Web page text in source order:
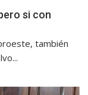
si con
también